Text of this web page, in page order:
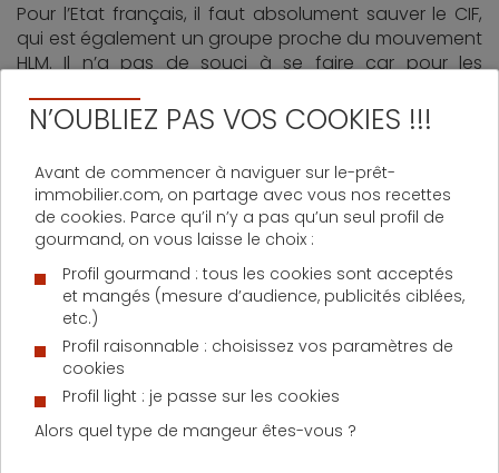
Pour l’Etat français, il faut absolument sauver le CIF,
qui est également un groupe proche du mouvement
HLM. Il n’a pas de souci à se faire car pour les
semble être une affaire en or. Grâce à ce rachat, la
Banque postale pourrait renforcer ses fonds propres
et devenir un poids lourds en matière de crédits
immobiliers. Pour les Américains, notamment pour
General Electric, ce serait également un moyen de
renforcer leur offre de prêts aux particuliers grâce à
nom du futur sauveur du CIF devrait être connu dans
les prochaines semaines
D'AUTRES ACTUALITÉS SUR LE PRÊT IMMOBILIER
N’OUBLIEZ PAS VOS COOKIES !!!
Avant de commencer à naviguer sur le-prêt-
immobilier.com, on partage avec vous nos recettes
de cookies. Parce qu’il n’y a pas qu’un seul profil de
gourmand, on vous laisse le choix :
Profil gourmand : tous les cookies sont acceptés
et mangés (mesure d’audience, publicités ciblées,
etc.)
Profil raisonnable : choisissez vos paramètres de
cookies
Profil light : je passe sur les cookies
Alors quel type de mangeur êtes-vous ?